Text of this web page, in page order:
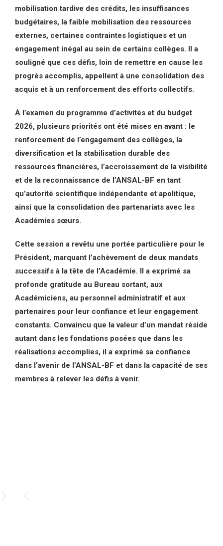
mobilisation tardive des crédits, les insuffisances
budgétaires, la faible mobilisation des ressources
externes, certaines contraintes logistiques et un
engagement inégal au sein de certains collèges. Il a
souligné que ces défis, loin de remettre en cause les
progrès accomplis, appellent à une consolidation des
acquis et à un renforcement des efforts collectifs.
À l’examen du programme d’activités et du budget
2026, plusieurs priorités ont été mises en avant : le
renforcement de l’engagement des collèges, la
diversification et la stabilisation durable des
ressources financières, l’accroissement de la visibilité
et de la reconnaissance de l’ANSAL-BF en tant
qu’autorité scientifique indépendante et apolitique,
ainsi que la consolidation des partenariats avec les
Académies sœurs.
Cette session a revêtu une portée particulière pour le
Président, marquant l’achèvement de deux mandats
successifs à la tête de l’Académie. Il a exprimé sa
profonde gratitude au Bureau sortant, aux
Académiciens, au personnel administratif et aux
partenaires pour leur confiance et leur engagement
constants. Convaincu que la valeur d’un mandat réside
autant dans les fondations posées que dans les
réalisations accomplies, il a exprimé sa confiance
dans l’avenir de l’ANSAL-BF et dans la capacité de ses
membres à relever les défis à venir.